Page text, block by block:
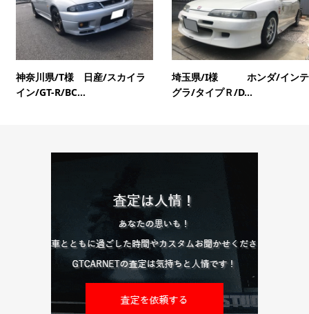
神奈川県/T様 日産/スカイラ
イン/GT-R/BC...
埼玉県/I様 ホンダ/インテ
グラ/タイプＲ/D...